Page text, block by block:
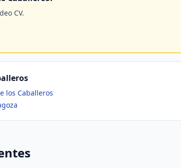
CV.
los Caballeros